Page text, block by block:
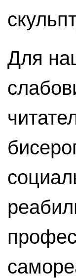
Для